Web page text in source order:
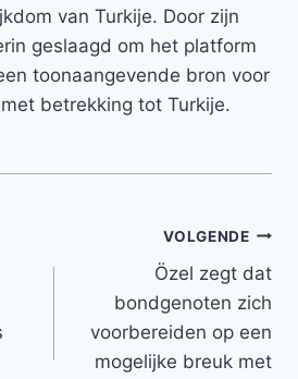
van Turkije. Door zijn
geslaagd om het platform
toonaangevende bron voor
betrekking tot Turkije.
VOLGENDE
Özel zegt dat
bondgenoten zich
voorbereiden op een
mogelijke breuk met